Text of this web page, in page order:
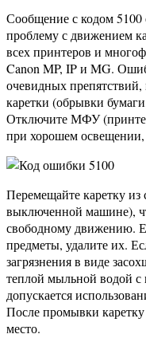
Сообщение с кодом 5100
проблему с движением
всех принтеров и
Canon MP, IP и MG.
очевидных
каретки (обрывки
Отключите МФУ
при хорошем освещении,
Перемещайте каретку
выключенной машине),
свободному движению.
предметы, удалите их.
загрязнения в виде
теплой мыльной водой с
допускается
После промывки
место.